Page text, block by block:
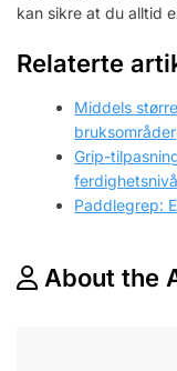
kan sikre at du alltid
Relaterte
Middels
bruksområder
Grip-
ferdighetsnivå
Paddlegrep:
About the